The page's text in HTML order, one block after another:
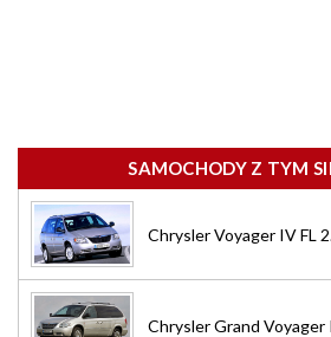
SAMOCHODY Z TYM
Chrysler Voyager IV FL
Chrysler Grand Voyager